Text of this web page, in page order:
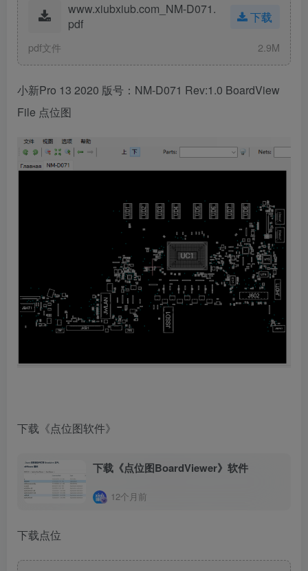
www.xiubxiub.com_NM-D071.
pdf
下载
pdf文件 2.9M
小新Pro 13 2020 版号：NM-D071 Rev:1.0 BoardView
File 点位图
下载《点位图软件》
下载《点位图BoardViewer》软件
12个月前
下载点位